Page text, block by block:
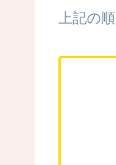
上記の